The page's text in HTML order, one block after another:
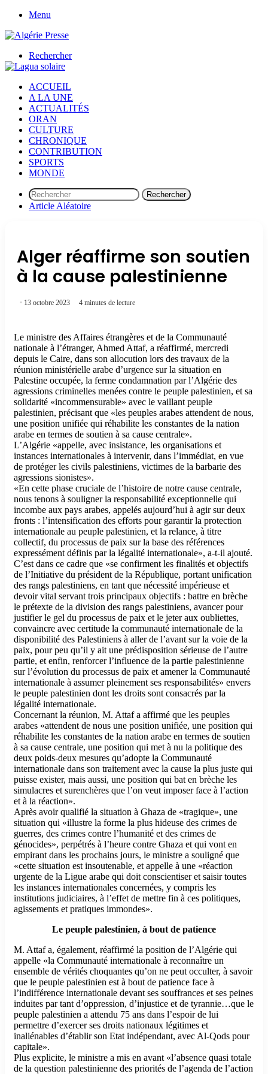
Menu
Rechercher
ACCUEIL
A LA UNE
ACTUALITÉS
ORAN
CULTURE
CHRONIQUE
CONTRIBUTION
SPORTS
MONDE
Rechercher
Article Aléatoire
Alger réaffirme son soutien
à la cause palestinienne
13 octobre 2023 4 minutes de lecture
Le ministre des Affaires étrangères et de la Communauté
nationale à l’étranger, Ahmed Attaf, a réaffirmé, mercredi
depuis le Caire, dans son allocution lors des travaux de la
réunion ministérielle arabe d’urgence sur la situation en
Palestine occupée, la ferme condamnation par l’Algérie des
agressions criminelles menées contre le peuple palestinien, et sa
solidarité «incommensurable» avec le vaillant peuple
palestinien, précisant que «les peuples arabes attendent de nous,
une position unifiée qui réhabilite les constantes de la nation
arabe en termes de soutien à sa cause centrale».
L’Algérie «appelle, avec insistance, les organisations et
instances internationales à intervenir, dans l’immédiat, en vue
de protéger les civils palestiniens, victimes de la barbarie des
agressions sionistes».
«En cette phase cruciale de l’histoire de notre cause centrale,
nous tenons à souligner la responsabilité exceptionnelle qui
incombe aux pays arabes, appelés aujourd’hui à agir sur deux
fronts : l’intensification des efforts pour garantir la protection
internationale au peuple palestinien, et la relance, à titre
collectif, du processus de paix sur la base des références
expressément définis par la légalité internationale», a-t-il ajouté.
C’est dans ce cadre que «se confirment les finalités et objectifs
de l’Initiative du président de la République, portant unification
des rangs palestiniens, en tant que nécessité impérieuse et
devoir vital servant trois principaux objectifs : battre en brèche
le prétexte de la division des rangs palestiniens, avancer pour
justifier le gel du processus de paix et le jeter aux oubliettes,
convaincre avec certitude la communauté internationale de la
disponibilité des Palestiniens à aller de l’avant sur la voie de la
paix, pour peu qu’il y ait une prédisposition sérieuse de l’autre
partie, et enfin, renforcer l’influence de la partie palestinienne
sur l’évolution du processus de paix et amener la Communauté
internationale à assumer pleinement ses responsabilités» envers
le peuple palestinien dont les droits sont consacrés par la
légalité internationale.
Concernant la réunion, M. Attaf a affirmé que les peuples
arabes «attendent de nous une position unifiée, une position qui
réhabilite les constantes de la nation arabe en termes de soutien
à sa cause centrale, une position qui met à nu la politique des
deux poids-deux mesures qu’adopte la Communauté
internationale dans son traitement avec la cause la plus juste qui
puisse exister, mais aussi, une position qui bat en brèche les
simulacres et surenchères que l’on veut imposer face à l’action
et à la réaction».
Après avoir qualifié la situation à Ghaza de «tragique», une
situation qui «illustre la forme la plus hideuse des crimes de
guerres, des crimes contre l’humanité et des crimes de
génocides», perpétrés à l’heure contre Ghaza et qui vont en
empirant dans les prochains jours, le ministre a souligné que
«cette situation est insoutenable, et appelle à une «réaction
urgente de la Ligue arabe qui doit conscientiser et saisir toutes
les instances internationales concernées, y compris les
institutions judiciaires, à l’effet de mettre fin à ces politiques,
agissements et pratiques immondes».
Le peuple palestinien, à bout de patience
M. Attaf a, également, réaffirmé la position de l’Algérie qui
appelle «la Communauté internationale à reconnaître un
ensemble de vérités choquantes qu’on ne peut occulter, à savoir
que le peuple palestinien est à bout de patience face à
l’indifférence internationale devant ses souffrances et ses peines
induites par tant d’oppression, d’injustice et de tyrannie…que le
peuple palestinien a attendu 75 ans dans l’espoir de lui
permettre d’exercer ses droits nationaux légitimes et
inaliénables d’établir son Etat indépendant, avec Al-Qods pour
capitale».
Plus explicite, le ministre a mis en avant «l’absence quasi totale
de la question palestinienne des priorités de l’agenda de l’action